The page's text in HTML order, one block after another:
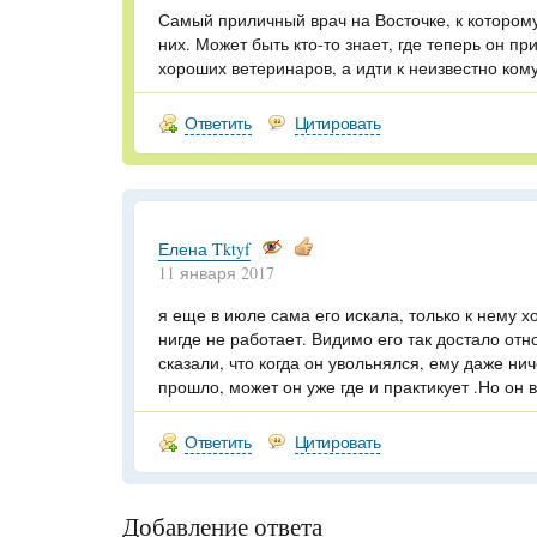
Самый приличный врач на Восточке, к
них. Может быть кто-то знает, где теперь он
хороших ветеринаров, а идти к неизвестно
Ответить Цитировать
Елена Tktyf
11 января 2017
я еще в июле сама его искала, только к нему
нигде не работает. Видимо его так достало
сказали, что когда он увольнялся, ему даже
прошло, может он уже где и практикует .Но он
Ответить Цитировать
Добавление ответа